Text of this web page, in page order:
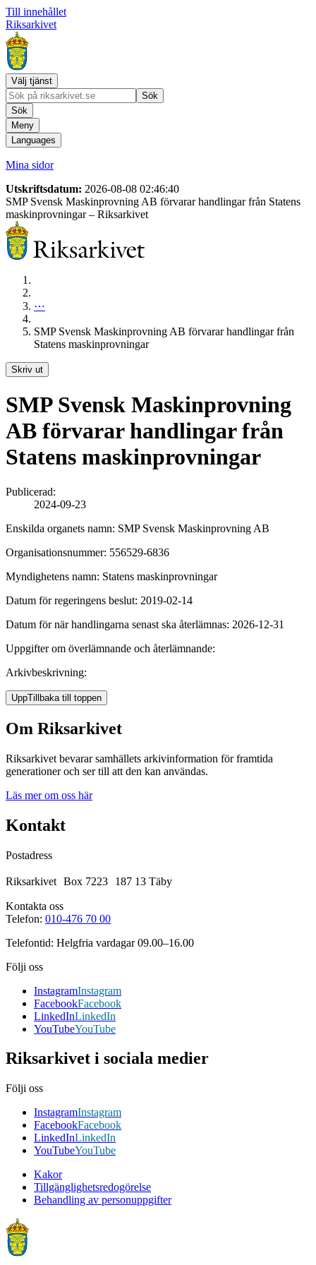
Till innehållet
Riksarkivet
Välj tjänst
Sök
Sök
Meny
Languages
Mina sidor
Utskriftsdatum: 2026-08-08 02:46:40
SMP Svensk Maskinprovning AB förvarar handlingar från Statens
maskinprovningar– Riksarkivet
⋯
SMP Svensk Maskinprovning AB förvarar handlingar från
Statens maskinprovningar
Skriv ut
SMP Svensk Maskinprovning
AB förvarar handlingar från
Statens maskinprovningar
Publicerad:
2024-09-23
Enskilda organets namn: SMP Svensk Maskinprovning AB
Organisationsnummer: 556529-6836
Myndighetens namn: Statens maskinprovningar
Datum för regeringens beslut: 2019-02-14
Datum för när handlingarna senast ska återlämnas: 2026-12-31
Uppgifter om överlämnande och återlämnande:
Arkivbeskrivning:
UppTillbaka till toppen
Om Riksarkivet
Riksarkivet bevarar samhällets arkivinformation för framtida
generationer och ser till att den kan användas.
Läs mer om oss här
Kontakt
Postadress
Riksarkivet Box 7223 187 13 Täby
Kontakta oss
Telefon: 010-476 70 00
Telefontid: Helgfria vardagar 09.00–16.00
Följi oss
InstagramInstagram
FacebookFacebook
LinkedInLinkedIn
YouTubeYouTube
Riksarkivet i sociala medier
Följi oss
InstagramInstagram
FacebookFacebook
LinkedInLinkedIn
YouTubeYouTube
Kakor
Tillgänglighetsredogörelse
Behandling av personuppgifter